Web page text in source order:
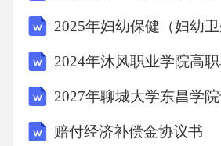
料，按照本协议约定格式与标
第三条双方权利与义务
1.甲方的权力与义务：
赔付经济补偿金协议书